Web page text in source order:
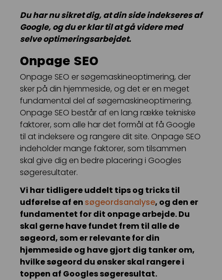
Du har nu sikret dig, at din side indekseres af
Google, og du er klar til at gå videre med
selve optimeringsarbejdet.
Onpage SEO
Onpage SEO er søgemaskineoptimering, der
sker på din hjemmeside, og det er en meget
fundamental del af søgemaskineoptimering.
Onpage SEO består af en lang række tekniske
faktorer, som alle har det formål at få Google
til at indeksere og rangere dit site. Onpage SEO
indeholder mange faktorer, som tilsammen
skal give dig en bedre placering i Googles
søgeresultater.
Vi har tidligere uddelt tips og tricks til
udførelse af en søgeordsanalyse, og den er
fundamentet for dit onpage arbejde. Du
skal gerne have fundet frem til alle de
søgeord, som er relevante for din
hjemmeside og have gjort dig tanker om,
hvilke søgeord du ønsker skal rangere i
toppen af Googles søgeresultat.